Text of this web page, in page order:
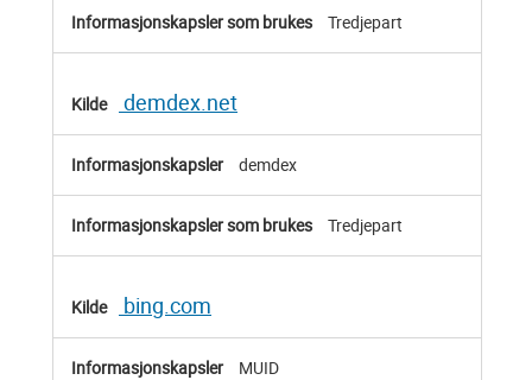
Tredjepart
demdex.net
demdex
Tredjepart
bing.com
MUID